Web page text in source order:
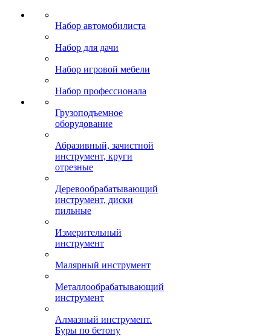
Набор автомобилиста
Набор для дачи
Набор игровой мебели
Набор профессионала
Грузоподъемное
оборудование
Абразивный, зачистной
инструмент, круги
отрезные
Деревообрабатывающий
инструмент, диски
пильные
Измерительный
инструмент
Малярный инструмент
Металлообрабатывающий
инструмент
Алмазный инструмент.
Буры по бетону